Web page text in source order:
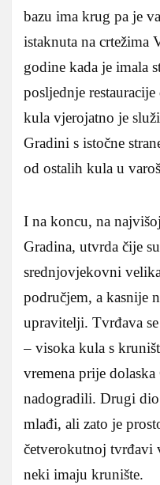
bazu ima krug pa je
istaknuta na crtežima
godine kada je imala
posljednje
kula vjerojatno je
Gradini s istočne
od ostalih kula u
I na koncu, na
Gradina, utvrda čije
srednjovjekovni
područjem, a kasnije
upravitelji. Tvrđava
– visoka kula s
vremena prije
nadogradili. Drugi
mlađi, ali zato je
četverokutnoj
neki imaju krunište.